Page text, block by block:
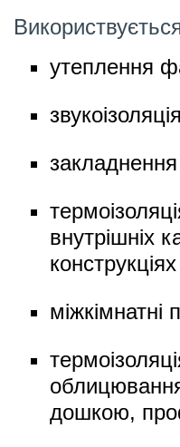
утеплення
внутрішніх
конструкціях
міжкімнатні
дошкою,